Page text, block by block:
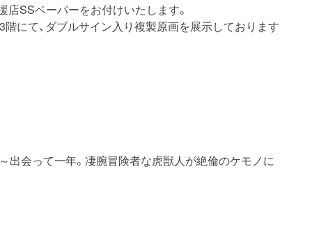
SSペーパーをお付けいたします。
にて、ダブルサイン入り複製原画を展示しております
出会って一年。凄腕冒険者な虎獣人が絶倫のケモノに